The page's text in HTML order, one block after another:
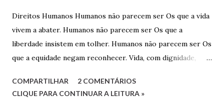
Direitos Humanos Humanos não parecem ser Os que a vida
vivem a abater. Humanos não parecem ser Os que a
liberdade insistem em tolher. Humanos não parecem ser Os
que a equidade negam reconhecer. Vida, com dignidade,
Educação, com qualidade. Quesitos de uma sociedade Que
reconhece a humanidade. Não há que ser humano direito
COMPARTILHAR
2 COMENTÁRIOS
CLIQUE PARA CONTINUAR A LEITURA »